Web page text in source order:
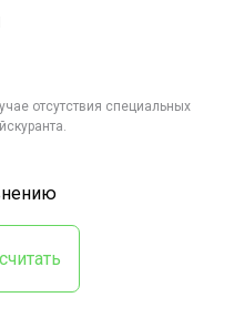
отсутствия специальных